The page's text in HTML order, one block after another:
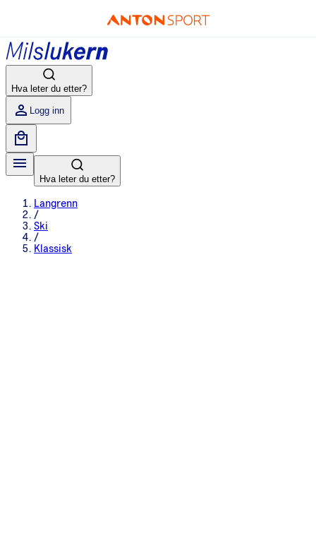
Hva leter du etter?
Logg inn
Hva leter du etter?
Langrenn
/
Ski
/
Klassisk